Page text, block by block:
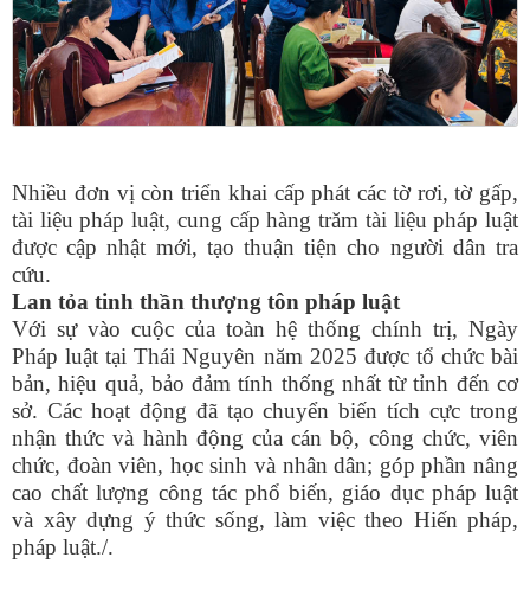
Nhiều đơn vị còn triển khai cấp phát các tờ rơi, tờ gấp,
tài liệu pháp luật, cung cấp hàng trăm tài liệu pháp luật
được cập nhật mới, tạo thuận tiện cho người dân tra
cứu.
Lan tỏa tinh thần thượng tôn pháp luật
Với sự vào cuộc của toàn hệ thống chính trị, Ngày
Pháp luật tại Thái Nguyên năm 2025 được tổ chức bài
bản, hiệu quả, bảo đảm tính thống nhất từ tỉnh đến cơ
sở. Các hoạt động đã tạo chuyển biến tích cực trong
nhận thức và hành động của cán bộ, công chức, viên
chức, đoàn viên, học sinh và nhân dân; góp phần nâng
cao chất lượng công tác phổ biến, giáo dục pháp luật
và xây dựng ý thức sống, làm việc theo Hiến pháp,
pháp luật./.